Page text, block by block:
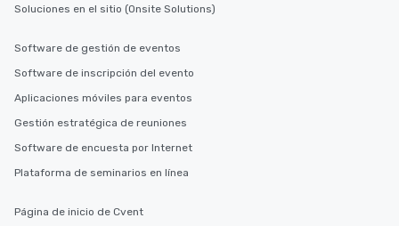
Soluciones en el sitio (Onsite Solutions)
Software de gestión de eventos
Software de inscripción del evento
Aplicaciones móviles para eventos
Gestión estratégica de reuniones
Software de encuesta por Internet
Plataforma de seminarios en línea
Página de inicio de Cvent